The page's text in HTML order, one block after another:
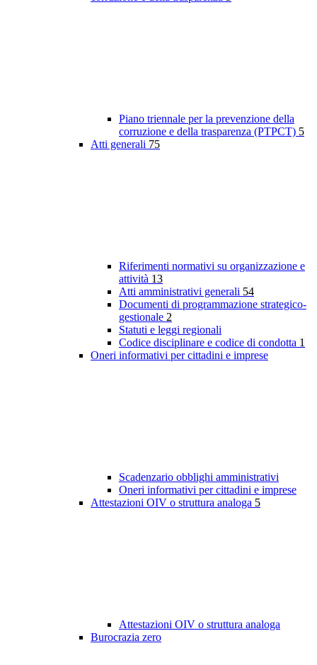
Piano triennale per la prevenzione della
corruzione e della trasparenza (PTPCT) 5
Atti generali 75
Riferimenti normativi su organizzazione e
attività 13
Atti amministrativi generali 54
Documenti di programmazione strategico-
gestionale 2
Statuti e leggi regionali
Codice disciplinare e codice di condotta 1
Oneri informativi per cittadini e imprese
Scadenzario obblighi amministrativi
Oneri informativi per cittadini e imprese
Attestazioni OIV o struttura analoga 5
Attestazioni OIV o struttura analoga
Burocrazia zero